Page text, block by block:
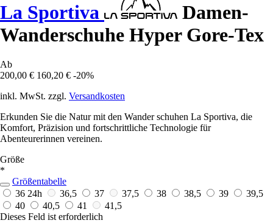
La Sportiva
Damen-
Wanderschuhe Hyper Gore-Tex
Ab
200,00 € 160,20 € -20%
inkl. MwSt. zzgl. Versandkosten
Erkunden Sie die Natur mit den Wander schuhen La Sportiva, die
Komfort, Präzision und fortschrittliche Technologie für
Abenteurerinnen vereinen.
Größe
*
Größentabelle
36 24h 36,5 37 37,5 38 38,5 39
39,5
40
40,5 41
41,5
Dieses Feld ist erforderlich